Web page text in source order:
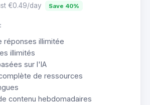
€0.49/day Save 40%
réponses illimitée
illimités
sur l'IA
de ressources
contenu hebdomadaires